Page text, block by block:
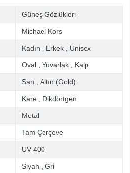
Güneş Gözlükleri
Michael Kors
Kadın Erkek Unisex
Oval Yuvarlak Kalp
Sarı Altın (Gold)
Kare Dikdörtgen
Metal
Tam Çerçeve
UV 400
Siyah Gri